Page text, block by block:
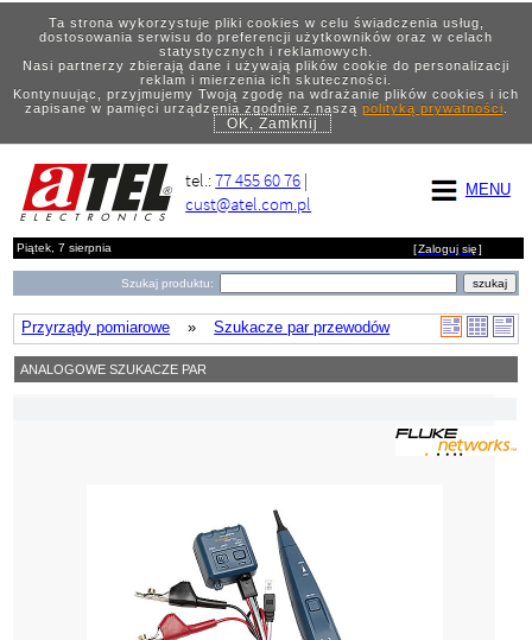
Ta strona wykorzystuje pliki cookies w celu świadczenia usług,
dostosowania serwisu do preferencji użytkowników oraz w celach
statystycznych i reklamowych.
Nasi partnerzy zbierają dane i używają plików cookie do personalizacji
reklam i mierzenia ich skuteczności.
Kontynuując, przyjmujemy Twoją zgodę na wdrażanie plików cookies i ich
zapisane w pamięci urządzenia zgodnie z naszą polityką prywatności.
OK, Zamknij
MENU
tel.:77 455 60 76 |
cust@atel.com.pl
Piątek, 7 sierpnia [Zaloguj się]
Szukaj produktu:
Przyrządy pomiarowe » Szukacze par przewodów
ANALOGOWE SZUKACZE PAR